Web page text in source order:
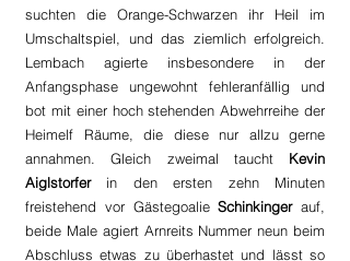
suchten die Orange-Schwarzen ihr Heil im
Umschaltspiel, und das ziemlich erfolgreich.
Lembach agierte insbesondere in der
Anfangsphase ungewohnt fehleranfällig und
bot mit einer hoch stehenden Abwehrreihe der
Heimelf Räume, die diese nur allzu gerne
annahmen. Gleich zweimal taucht Kevin
Aiglstorfer in den ersten zehn Minuten
freistehend vor Gästegoalie Schinkinger auf,
beide Male agiert Arnreits Nummer neun beim
Abschluss etwas zu überhastet und lässt so